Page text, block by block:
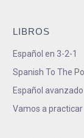
LIBROS
Español en 3-2-1
Spanish To The
Español avanzado
Vamos a practicar